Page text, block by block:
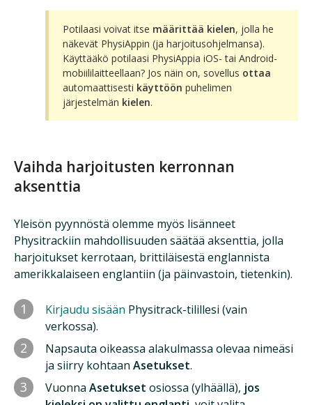
Potilaasi voivat itse määrittää kielen, jolla he
näkevät PhysiAppin (ja harjoitusohjelmansa).
Käyttääkö potilaasi PhysiAppia iOS- tai Android-
mobiililaitteellaan? Jos näin on, sovellus ottaa
automaattisesti käyttöön puhelimen
järjestelmän kielen.
Vaihda harjoitusten kerronnan
aksenttia
Yleisön pyynnöstä olemme myös lisänneet
Physitrackiin mahdollisuuden säätää aksenttia, jolla
harjoitukset kerrotaan, brittiläisestä englannista
amerikkalaiseen englantiin (ja päinvastoin, tietenkin).
1 Kirjaudu sisään Physitrack-tilillesi (vain
verkossa).
2
Napsauta oikeassa alakulmassa olevaa nimeäsi
ja siirry kohtaan Asetukset.
3 Vuonna Asetukset osiossa (ylhäällä), jos